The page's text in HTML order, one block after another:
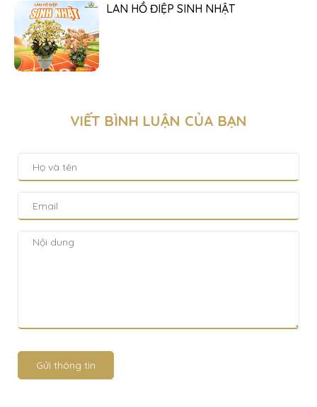
LAN HỒ ĐIỆP SINH NHẬT
VIẾT BÌNH LUẬN CỦA BẠN
Gửi thông tin